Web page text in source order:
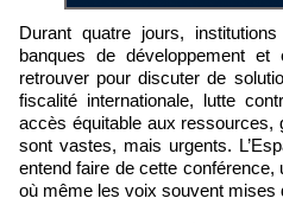
Durant quatre jours, institutions financières, gouvernements,
banques de développement
retrouver pour discuter de
fiscalité internationale, lutte
accès équitable aux ressources,
sont vastes, mais urgents.
entend faire de cette conférence,
où même les voix souvent mises